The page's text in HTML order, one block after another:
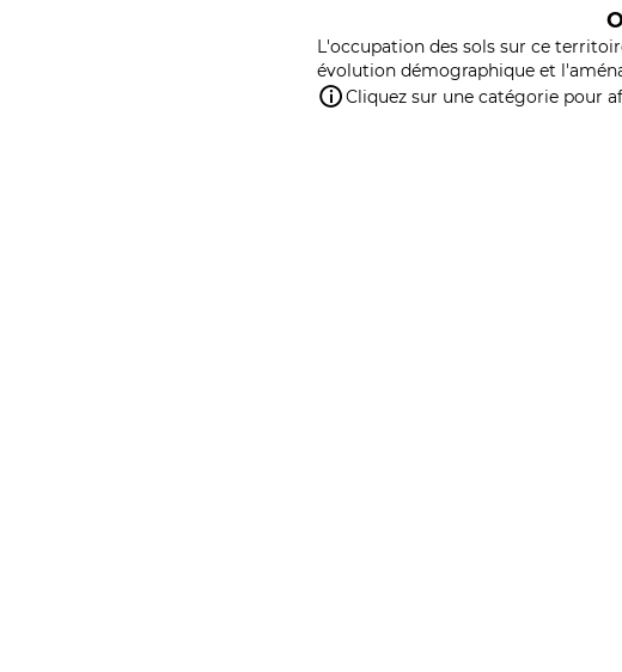
L'occupation des sols sur ce
évolution démographique et
Cliquez sur une catégorie pour